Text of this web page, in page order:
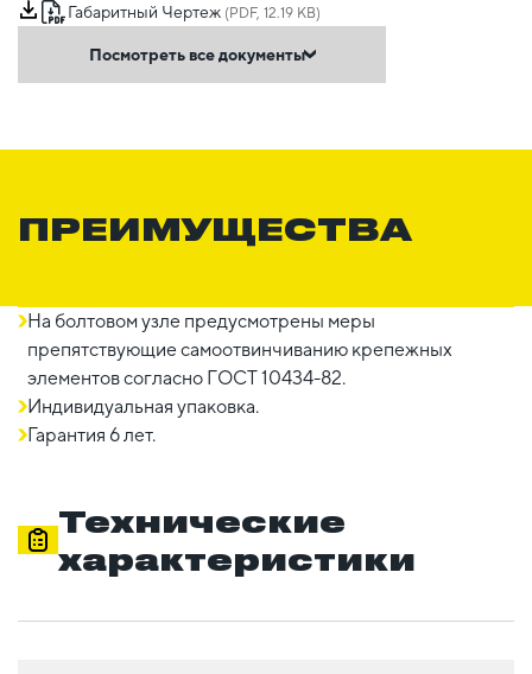
Габаритный Чертеж (PDF, 12.19 KB)
Посмотреть все документы
ПРЕИМУЩЕСТВА
На болтовом узле предусмотрены меры
препятствующие самоотвинчиванию крепежных
элементов согласно ГОСТ 10434-82.
Индивидуальная упаковка.
Гарантия 6 лет.
Технические
характеристики